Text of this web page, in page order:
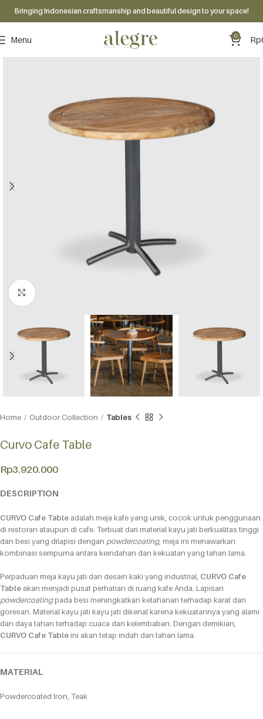
Bringing Indonesian craftsmanship and beautiful design to your space!
Menu 0 Rp
Home Outdoor Collection Tables
Curvo Cafe Table
Rp3.920.000
DESCRIPTION
CURVO Cafe Table adalah meja kafe yang unik, cocok untuk penggunaan
di restoran ataupun di cafe. Terbuat dari material kayu jati berkualitas tinggi
dan besi yang dilapisi dengan powdercoating, meja ini menawarkan
kombinasi sempurna antara keindahan dan kekuatan yang tahan lama.
Perpaduan meja kayu jati dan desain kaki yang industrial, CURVO Cafe
Table akan menjadi pusat perhatian di ruang kafe Anda. Lapisan
powdercoatingpada besi meningkatkan ketahanan terhadap karat dan
goresan. Material kayu jati kayu jati dikenal karena kekuatannya yang alami
dan daya tahan terhadap cuaca dan kelembaban. Dengan demikian,
CURVO Cafe Tableini akan tetap indah dan tahan lama.
MATERIAL
Powdercoated Iron, Teak